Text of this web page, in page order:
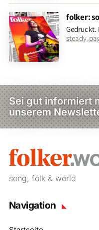
folker:
Sei gut informiert
unserem
song, folk & world
Navigation